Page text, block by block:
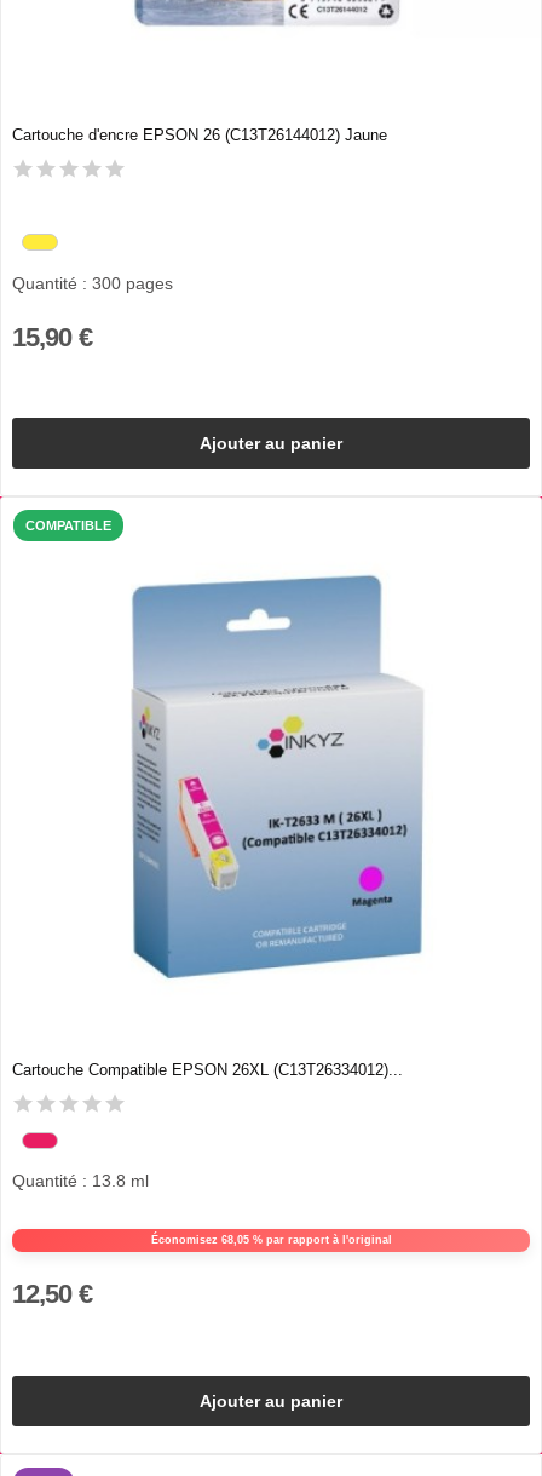
Cartouche d'encre EPSON 26 (C13T26144012) Jaune
Quantité : 300 pages
15,90 €
Ajouter au panier
COMPATIBLE
Cartouche Compatible EPSON 26XL (C13T26334012)...
Économisez 68,05 % par rapport à l'original
Quantité : 13.8 ml
12,50 €
Ajouter au panier